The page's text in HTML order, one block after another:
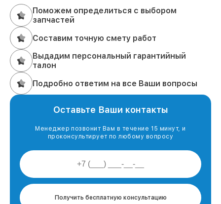
Поможем определиться с выбором
запчастей
Составим точную смету работ
Выдадим персональный гарантийный
талон
Подробно ответим на все Ваши вопросы
Оставьте Ваши контакты
Менеджер позвонит Вам в течение 15 минут, и
проконсультирует по любому вопросу
Получить бесплатную консультацию